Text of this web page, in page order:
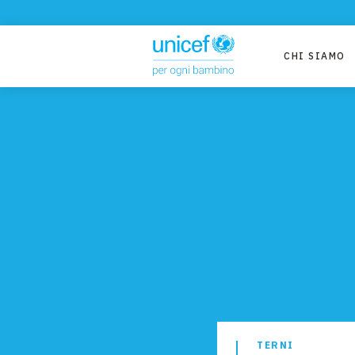
CHI SIAMO
TERNI